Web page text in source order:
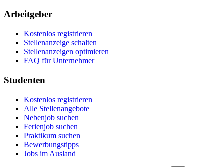
Arbeitgeber
Kostenlos registrieren
Stellenanzeige schalten
Stellenanzeigen optimieren
FAQ für Unternehmer
Studenten
Kostenlos registrieren
Alle Stellenangebote
Nebenjob suchen
Ferienjob suchen
Praktikum suchen
Bewerbungstipps
Jobs im Ausland